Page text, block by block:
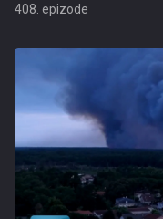
408. epizode